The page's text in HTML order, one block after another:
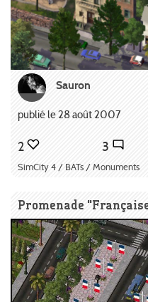
Sauron
publié le 28 août 2007
2 3
SimCity 4 / BATs / Monuments
Promenade